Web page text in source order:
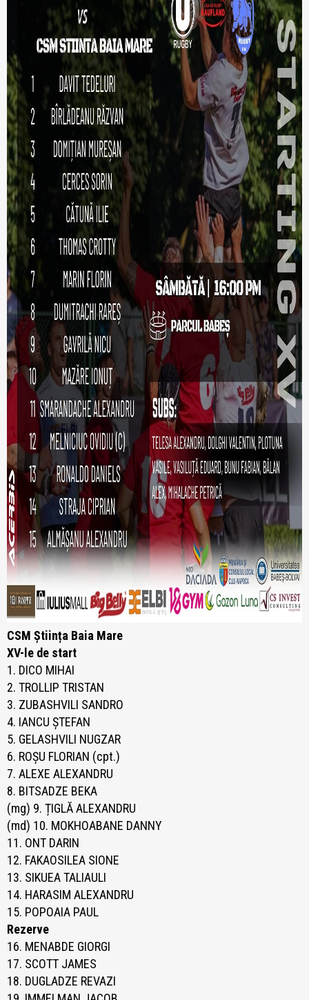
CSM Știința Baia Mare
XV-le de start
1. DICO MIHAI
2. TROLLIP TRISTAN
3. ZUBASHVILI SANDRO
4. IANCU ȘTEFAN
5. GELASHVILI NUGZAR
6. ROȘU FLORIAN (cpt.)
7. ALEXE ALEXANDRU
8. BITSADZE BEKA
(mg) 9. ȚIGLĂ ALEXANDRU
(md) 10. MOKHOABANE DANNY
11. ONT DARIN
12. FAKAOSILEA SIONE
13. SIKUEA TALIAULI
14. HARASIM ALEXANDRU
15. POPOAIA PAUL
Rezerve
16. MENABDE GIORGI
17. SCOTT JAMES
18. DUGLADZE REVAZI